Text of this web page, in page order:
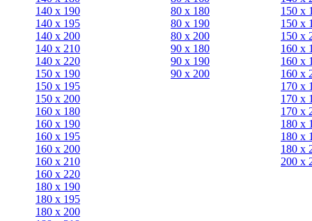
140 х 190
140 х 195
140 х 200
140 x 210
140 x 220
150 х 190
150 х 195
150 х 200
160 x 180
160 х 190
160 х 195
160 х 200
160 x 210
160 x 220
180 х 190
180 х 195
180 х 200
80 х 180
80 x 190
80 x 200
90 х 180
90 x 190
90 x 200
150 х
150 х
150 х
160 х
160 х
160 х
170 х
170 х
170 х
180 х
180 х
180 х
200 x